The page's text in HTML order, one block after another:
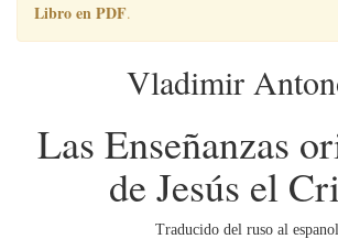
Libro en PDF.
Vladimir
Las Enseñanzas
de Jesús el
Traducido del ruso al espanol